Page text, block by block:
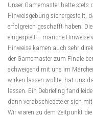
Unser Gamemaster hatte stets
Hinweisgebung sichergestellt,
erfolgreich geschafft haben.
eingespielt – manche
Hinweise kamen auch sehr
der Gamemaster zum Finale
schweigend mit uns im
wirken lassen wollte, hat uns
lassen. Ein Debriefing fand
dann verabschiedete er sich
Wir waren zu dem Zeitpunkt